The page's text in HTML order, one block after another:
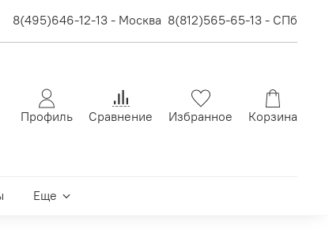
8(495)646-12-13 - Москва 8(812)565-65-13 - СПб
Профиль Сравнение Избранное Корзина
Еще